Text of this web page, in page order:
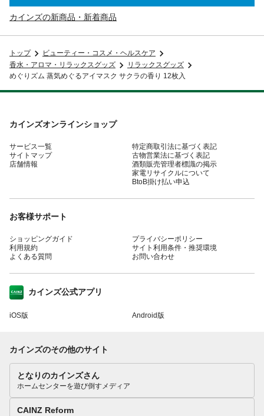
カインズの新商品・新着商品
トップ
ビューティー・コスメ・ヘルスケア
香水・アロマ・リラックスグッズ
リラックスグッズ
めぐりズム 蒸気めぐるアイマスク サクラの香り 12枚入
カインズオンラインショップ
サービス一覧
サイトマップ
店舗情報
特定商取引法に基づく表記
古物営業法に基づく表記
酒類販売管理者標識の掲示
家電リサイクルについて
BtoB掛け払い申込
お客様サポート
ショッピングガイド
利用規約
よくある質問
プライバシーポリシー
サイト利用条件・推奨環境
お問い合わせ
カインズ公式アプリ
iOS版 Android版
カインズのその他のサイト
となりのカインズさん
ホームセンターを遊び倒すメディア
CAINZ Reform